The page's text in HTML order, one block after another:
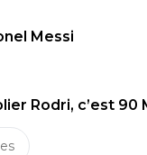
Messi
Rodri, c’est 90